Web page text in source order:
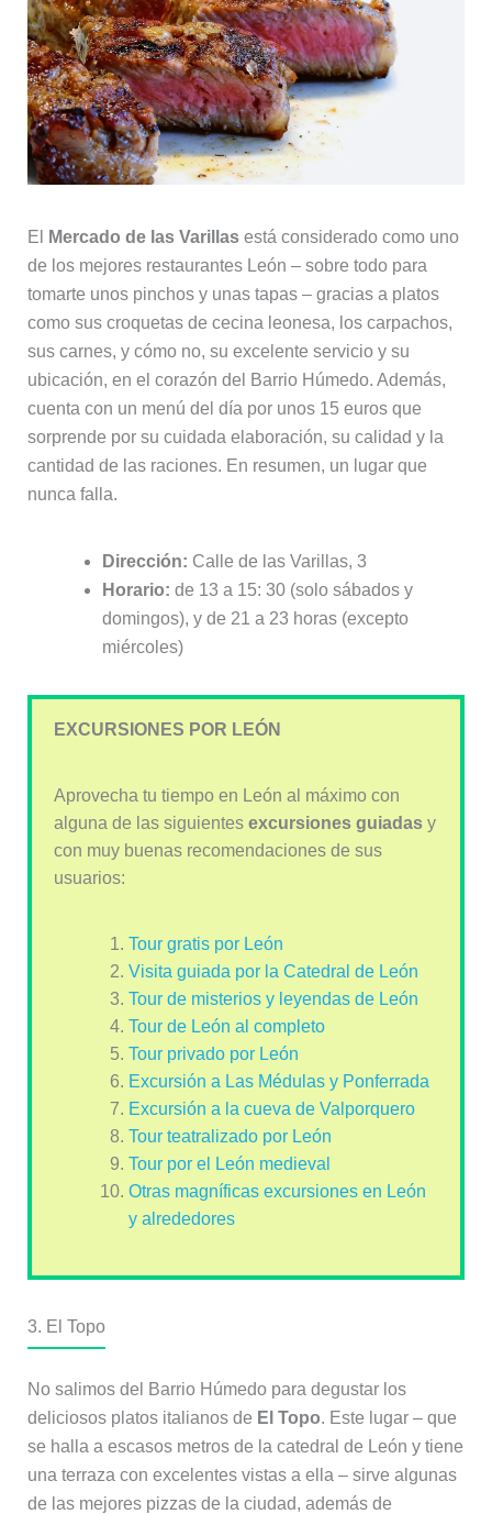
El Mercado de las Varillasestá considerado como uno
de los mejores restaurantes León – sobre todo para
tomarte unos pinchos y unas tapas – gracias a platos
como sus croquetas de cecina leonesa, los carpachos,
sus carnes, y cómo no, su excelente servicio y su
ubicación, en el corazón del Barrio Húmedo. Además,
cuenta con un menú del día por unos 15 euros que
sorprende por su cuidada elaboración, su calidad y la
cantidad de las raciones. En resumen, un lugar que
nunca falla.
Dirección: Calle de las Varillas, 3
Horario: de 13 a 15: 30 (solo sábados y
domingos), y de 21 a 23 horas (excepto
miércoles)
EXCURSIONES POR LEÓN
Aprovecha tu tiempo en León al máximo con
alguna de las siguientes excursiones guiadasy
con muy buenas recomendaciones de sus
usuarios:
Tour gratis por León
Visita guiada por la Catedral de León
Tour de misterios y leyendas de León
Tour de León al completo
Tour privado por León
Excursión a Las Médulas y Ponferrada
Excursión a la cueva de Valporquero
Tour teatralizado por León
Tour por el León medieval
Otras magníficas excursiones en León
y alrededores
3. El Topo
No salimos del Barrio Húmedo para degustar los
deliciosos platos italianos de El Topo. Este lugar – que
se halla a escasos metros de la catedral de León y tiene
una terraza con excelentes vistas a ella – sirve algunas
de las mejores pizzas de la ciudad, además de